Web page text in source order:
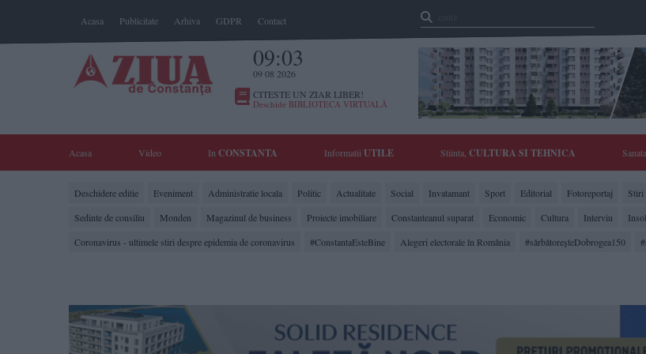
Acasa Publicitate Arhiva GDPR Contact
09:03
09 08 2026
CITESTE UN ZIAR LIBER!
Deschide BIBLIOTECA VIRTUALĂ
Acasa Video In CONSTANTA Informatii UTILE Stiinta, CULTURA SI TEHNICA
Deschidere editie Eveniment Administratie locala Politic Actualitate Social Invatamant Sport Editorial Fotoreportaj Stiri
Sedinte de consiliu
Monden Magazinul de business Proiecte imobiliare Constanteanul suparat Economic Cultura Interviu
Coronavirus - ultimele stiri despre epidemia de coronavirus
#ConstantaEsteBine Alegeri electorale în România #sărbătoreşteDobrogea150